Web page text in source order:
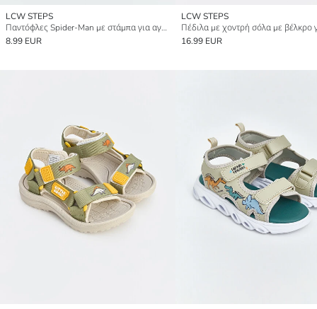
LCW STEPS
Παντόφλες Spider-Man με στάμπα για αγόρια
8.99 EUR
LCW STEPS
16.99 EUR